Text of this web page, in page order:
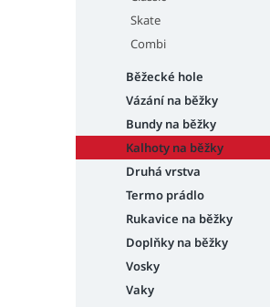
Skate
Combi
Běžecké hole
Vázání na běžky
Bundy na běžky
Kalhoty na běžky
Druhá vrstva
Termo prádlo
Rukavice na běžky
Doplňky na běžky
Vosky
Vaky